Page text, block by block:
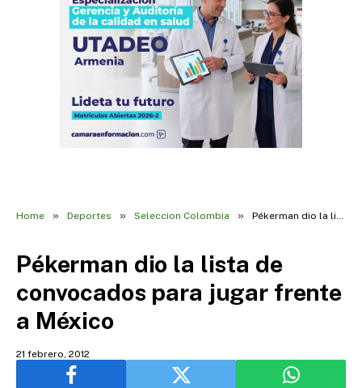
Home » Deportes » Seleccion Colombia » Pékerman dio la lista de convocados para jugar frente a México
Pékerman dio la lista de
convocados para jugar frente
a México
21 febrero, 2012